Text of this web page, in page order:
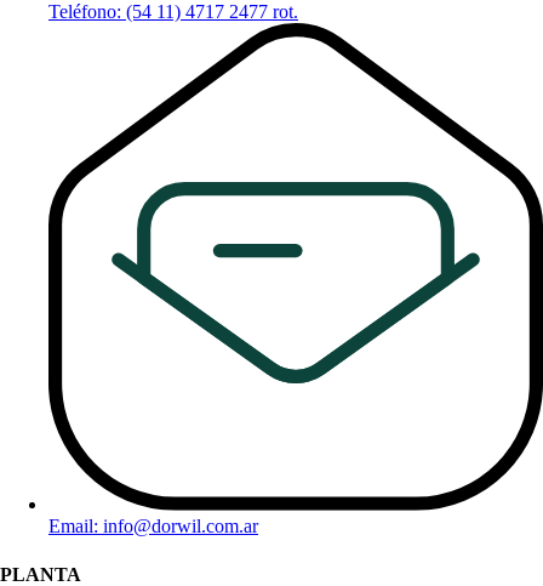
Teléfono: (54 11) 4717 2477 rot.
Email: info@dorwil.com.ar
PLANTA